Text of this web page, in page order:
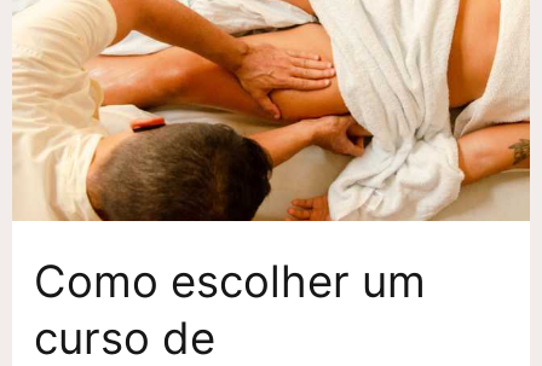
Como escolher um
curso de